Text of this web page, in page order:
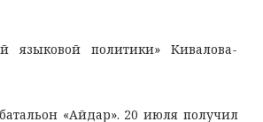
языковой политики» Кивалова-
«Айдар». 20 июля получил